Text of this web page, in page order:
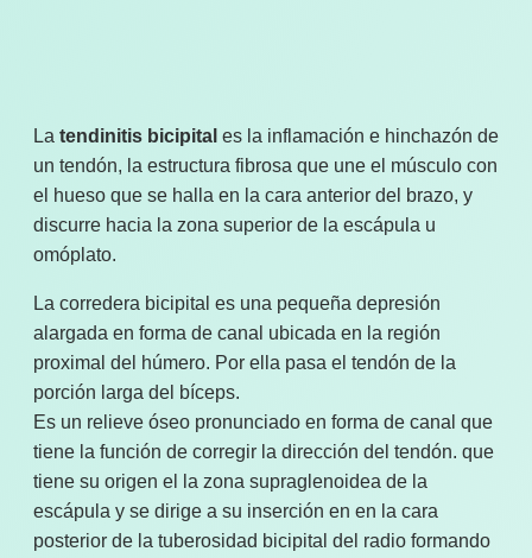
La tendinitis bicipital es la inflamación e hinchazón de
un tendón, la estructura fibrosa que une el músculo con
el hueso que se halla en la cara anterior del brazo, y
discurre hacia la zona superior de la escápula u
omóplato.
La corredera bicipital es una pequeña depresión
alargada en forma de canal ubicada en la región
proximal del húmero. Por ella pasa el tendón de la
porción larga del bíceps.
Es un relieve óseo pronunciado en forma de canal que
tiene la función de corregir la dirección del tendón. que
tiene su origen el la zona supraglenoidea de la
escápula y se dirige a su inserción en en la cara
posterior de la tuberosidad bicipital del radio formando